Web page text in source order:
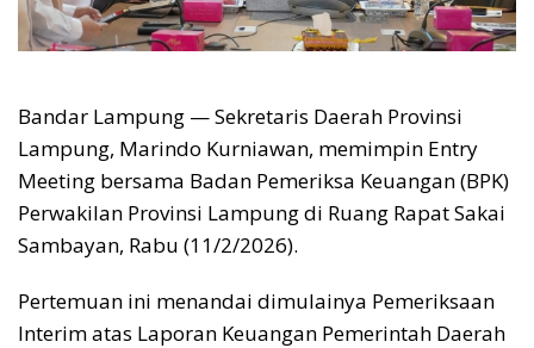
Bandar Lampung — Sekretaris Daerah Provinsi
Lampung, Marindo Kurniawan, memimpin Entry
Meeting bersama Badan Pemeriksa Keuangan (BPK)
Perwakilan Provinsi Lampung di Ruang Rapat Sakai
Sambayan, Rabu (11/2/2026).
Pertemuan ini menandai dimulainya Pemeriksaan
Interim atas Laporan Keuangan Pemerintah Daerah